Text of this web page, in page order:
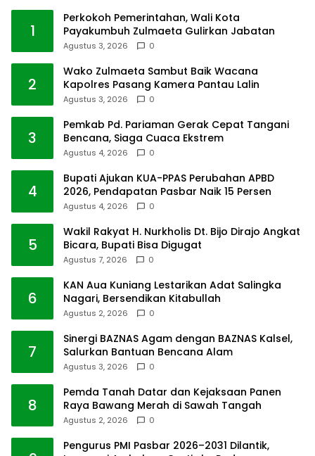
1
Perkokoh Pemerintahan, Wali Kota
Payakumbuh Zulmaeta Gulirkan Jabatan
Agustus 3, 2026 0
2
Wako Zulmaeta Sambut Baik Wacana
Kapolres Pasang Kamera Pantau Lalin
Agustus 3, 2026 0
3
Pemkab Pd. Pariaman Gerak Cepat Tangani
Bencana, Siaga Cuaca Ekstrem
Agustus 4, 2026 0
4
Bupati Ajukan KUA-PPAS Perubahan APBD
2026, Pendapatan Pasbar Naik 15 Persen
Agustus 4, 2026 0
5
Wakil Rakyat H. Nurkholis Dt. Bijo Dirajo Angkat
Bicara, Bupati Bisa Digugat
Agustus 7, 2026 0
6
KAN Aua Kuniang Lestarikan Adat Salingka
Nagari, Bersendikan Kitabullah
Agustus 2, 2026 0
7
Sinergi BAZNAS Agam dengan BAZNAS Kalsel,
Salurkan Bantuan Bencana Alam
Agustus 3, 2026 0
8
Pemda Tanah Datar dan Kejaksaan Panen
Raya Bawang Merah di Sawah Tangah
Agustus 2, 2026 0
Pengurus PMI Pasbar 2026–2031 Dilantik,